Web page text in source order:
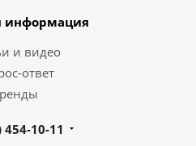
информация
и видео
ответ
454-10-11